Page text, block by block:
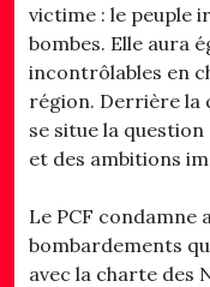
victime : le peuple
bombes. Elle aura
incontrôlables en
région. Derrière la
se situe la
et des ambitions
Le PCF condamne
bombardements
avec la charte des